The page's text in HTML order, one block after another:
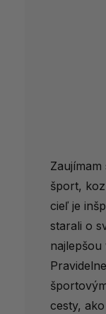
šport,
cieľ je
starali o
najlepšou
cesty,